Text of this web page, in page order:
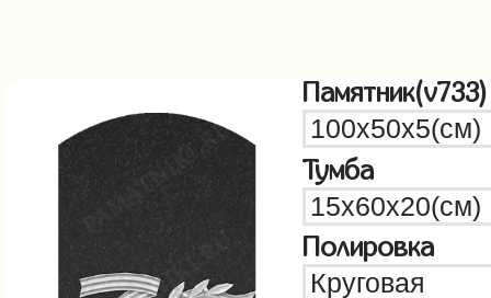
Памятник(v733)
Тумба
Полировка